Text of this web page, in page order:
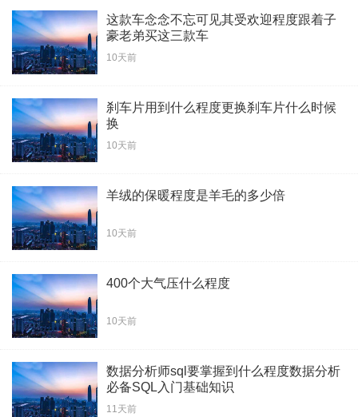
这款车念念不忘可见其受欢迎程度跟着子
豪老弟买这三款车
10天前
刹车片用到什么程度更换刹车片什么时候
换
10天前
羊绒的保暖程度是羊毛的多少倍
10天前
400个大气压什么程度
10天前
数据分析师sql要掌握到什么程度数据分析
必备SQL入门基础知识
11天前